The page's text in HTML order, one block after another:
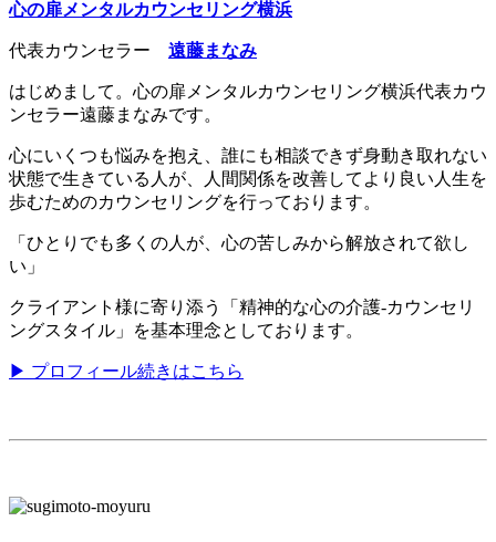
心の扉メンタルカウンセリング横浜
代表カウンセラー 遠藤まなみ
はじめまして。心の扉メンタルカウンセリング横浜代表カウ
ンセラー遠藤まなみです。
心にいくつも悩みを抱え、誰にも相談できず身動き取れない
状態で生きている人が、人間関係を改善してより良い人生を
歩むためのカウンセリングを行っております。
「ひとりでも多くの人が、心の苦しみから解放されて欲し
い」
クライアント様に寄り添う「精神的な心の介護-カウンセリ
ングスタイル」を基本理念としております。
▶ プロフィール続きはこちら